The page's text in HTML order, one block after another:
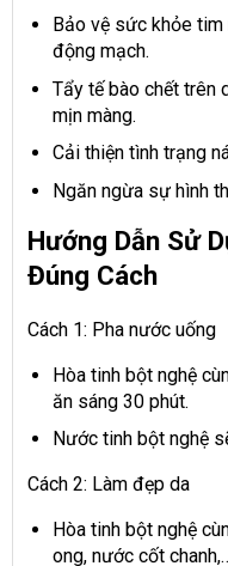
Bảo vệ sức khỏe
động mạch.
Tẩy tế bào chết trên
mịn màng.
Cải thiện tình trạng
Ngăn ngừa sự hình
Hướng Dẫn Sử
Đúng Cách
Cách 1: Pha nước uống
Hòa tinh bột nghệ
ăn sáng 30 phút.
Nước tinh bột nghệ
Cách 2: Làm đẹp da
Hòa tinh bột nghệ
ong, nước cốt